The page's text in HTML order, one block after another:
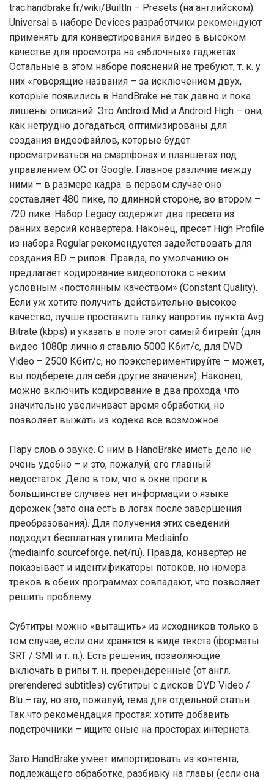
trac.handbrake.fr/wiki/Builtln – Presets (на английском).
Universal в наборе Devices разработчики рекомендуют
применять для конвертирования видео в высоком
качестве для просмотра на «яблочных» гаджетах.
Остальные в этом наборе пояснений не требуют, т. к. у
них «говорящие названия – за исключением двух,
которые появились в HandBrake не так давно и пока
лишены описаний. Это Android Mid и Android High – они,
как нетрудно догадаться, оптимизированы для
создания видеофайлов, которые будет
просматриваться на смартфонах и планшетах под
управлением ОС от Google. Главное различие между
ними – в размере кадра: в первом случае оно
составляет 480 пике, по длинной стороне, во втором –
720 пике. Набор Legacy содержит два пресета из
ранних версий конвертера. Наконец, пресет High Profile
из набора Regular рекомендуется задействовать для
создания BD – рипов. Правда, по умолчанию он
предлагает кодирование видеопотока с неким
условным «постоянным качеством» (Constant Quality).
Если уж хотите получить действительно высокое
качество, лучше проставить галку напротив пункта Avg
Bitrate (kbps) и указать в поле этот самый битрейт (для
видео 1080р лично я ставлю 5000 Кбит/с, для DVD
Video – 2500 Кбит/с, но поэкспериментируйте – может,
вы подберете для себя другие значения). Наконец,
можно включить кодирование в два прохода, что
значительно увеличивает время обработки, но
позволяет выжать из кодека все возможное.
Пару слов о звуке. С ним в HandBrake иметь дело не
очень удобно – и это, пожалуй, его главный
недостаток. Дело в том, что в окне проги в
большинстве случаев нет информации о языке
дорожек (зато она есть в логах после завершения
преобразования). Для получения этих сведений
подходит бесплатная утилита Mediainfo
(mediainfo.sourceforge. net/ru). Правда, конвертер не
показывает и идентификаторы потоков, но номера
треков в обеих программах совпадают, что позволяет
решить проблему.
Субтитры можно «вытащить» из исходников только в
том случае, если они хранятся в виде текста (форматы
SRT / SMI и т. п.). Есть решения, позволяющие
включать в рипы т. н. пререндеренные (от англ.
prerendered subtitles) субтитры с дисков DVD Video /
Blu – ray, но это, пожалуй, тема для отдельной статьи.
Так что рекомендация простая: хотите добавить
подстрочники – ищите оные на просторах интернета.
Зато HandBrake умеет импортировать из контента,
подлежащего обработке, разбивку на главы (если она